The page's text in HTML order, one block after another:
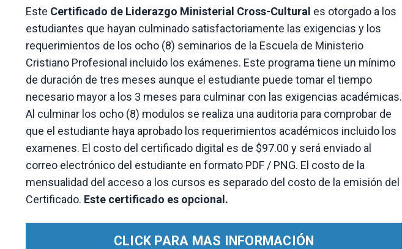
Este Certificado de Liderazgo Ministerial Cross-Cultural es otorgado a los
estudiantes que hayan culminado satisfactoriamente las exigencias y los
requerimientos de los ocho (8) seminarios de la Escuela de Ministerio
Cristiano Profesional incluido los exámenes. Este programa tiene un mínimo
de duración de tres meses aunque el estudiante puede tomar el tiempo
necesario mayor a los 3 meses para culminar con las exigencias académicas.
Al culminar los ocho (8) modulos se realiza una auditoria para comprobar de
que el estudiante haya aprobado los requerimientos académicos incluido los
examenes. El costo del certificado digital es de $97.00 y será enviado al
correo electrónico del estudiante en formato PDF / PNG. El costo de la
mensualidad del acceso a los cursos es separado del costo de la emisión del
Certificado. Este certificado es opcional.
CLICK PARA MAS INFORMACIÓN